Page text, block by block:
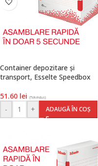
Container depozitare și
transport, Esselte Speedbox
51.60 lei (TVA inclus)
- + ADAUGĂ ÎN COȘ